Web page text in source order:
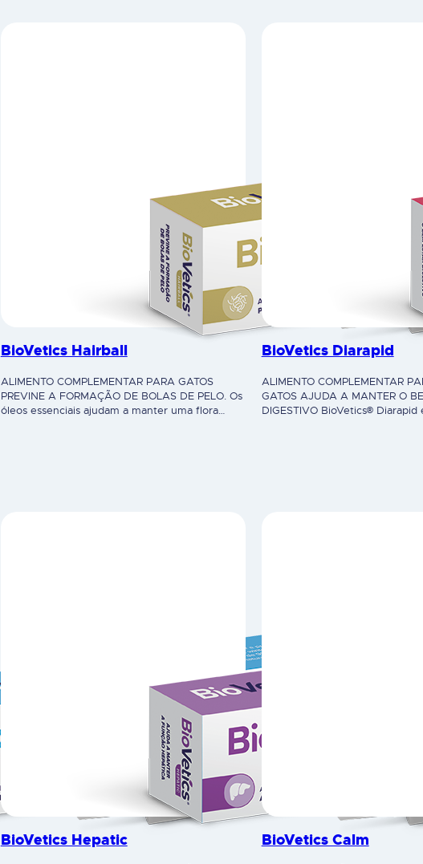
BioVetics Hairball
ALIMENTO COMPLEMENTAR PARA GATOS
PREVINE A FORMAÇÃO DE BOLAS DE PELO. Os
óleos essenciais ajudam a manter uma flora
BioVetics Diarapid
ALIMENTO COMPLEMENTAR
GATOS AJUDA A MANTER O
DIGESTIVO BioVetics®
BioVetics Hepatic BioVetics Calm